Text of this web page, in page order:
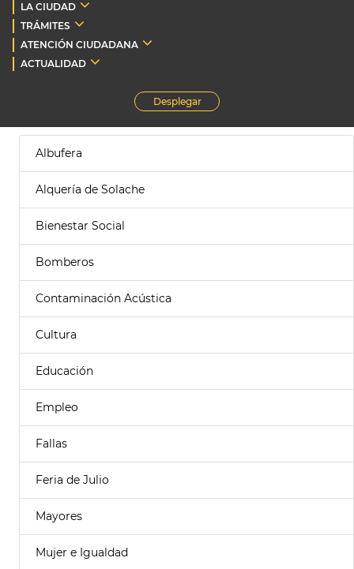
LA CIUDAD
TRÁMITES
ATENCIÓN CIUDADANA
ACTUALIDAD
Desplegar
Albufera
Alquería de Solache
Bienestar Social
Bomberos
Contaminación Acústica
Cultura
Educación
Empleo
Fallas
Feria de Julio
Mayores
Mujer e Igualdad